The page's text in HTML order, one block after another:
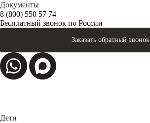
Документы
8 (800) 550 57 74
Бесплатный звонок по России
Заказать обратный звонок
Дети